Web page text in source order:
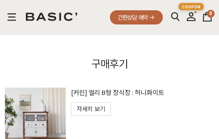
간편상담 예약
0
구매후기
[커린] 엘리 B형 장식장 : 허니화이트
자세히 보기